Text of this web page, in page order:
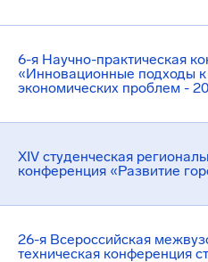
6-я Научно-практическая
«Инновационные подходы
экономических проблем -
XIV студенческая
конференция «Развитие
26-я Всероссийская
техническая конференция